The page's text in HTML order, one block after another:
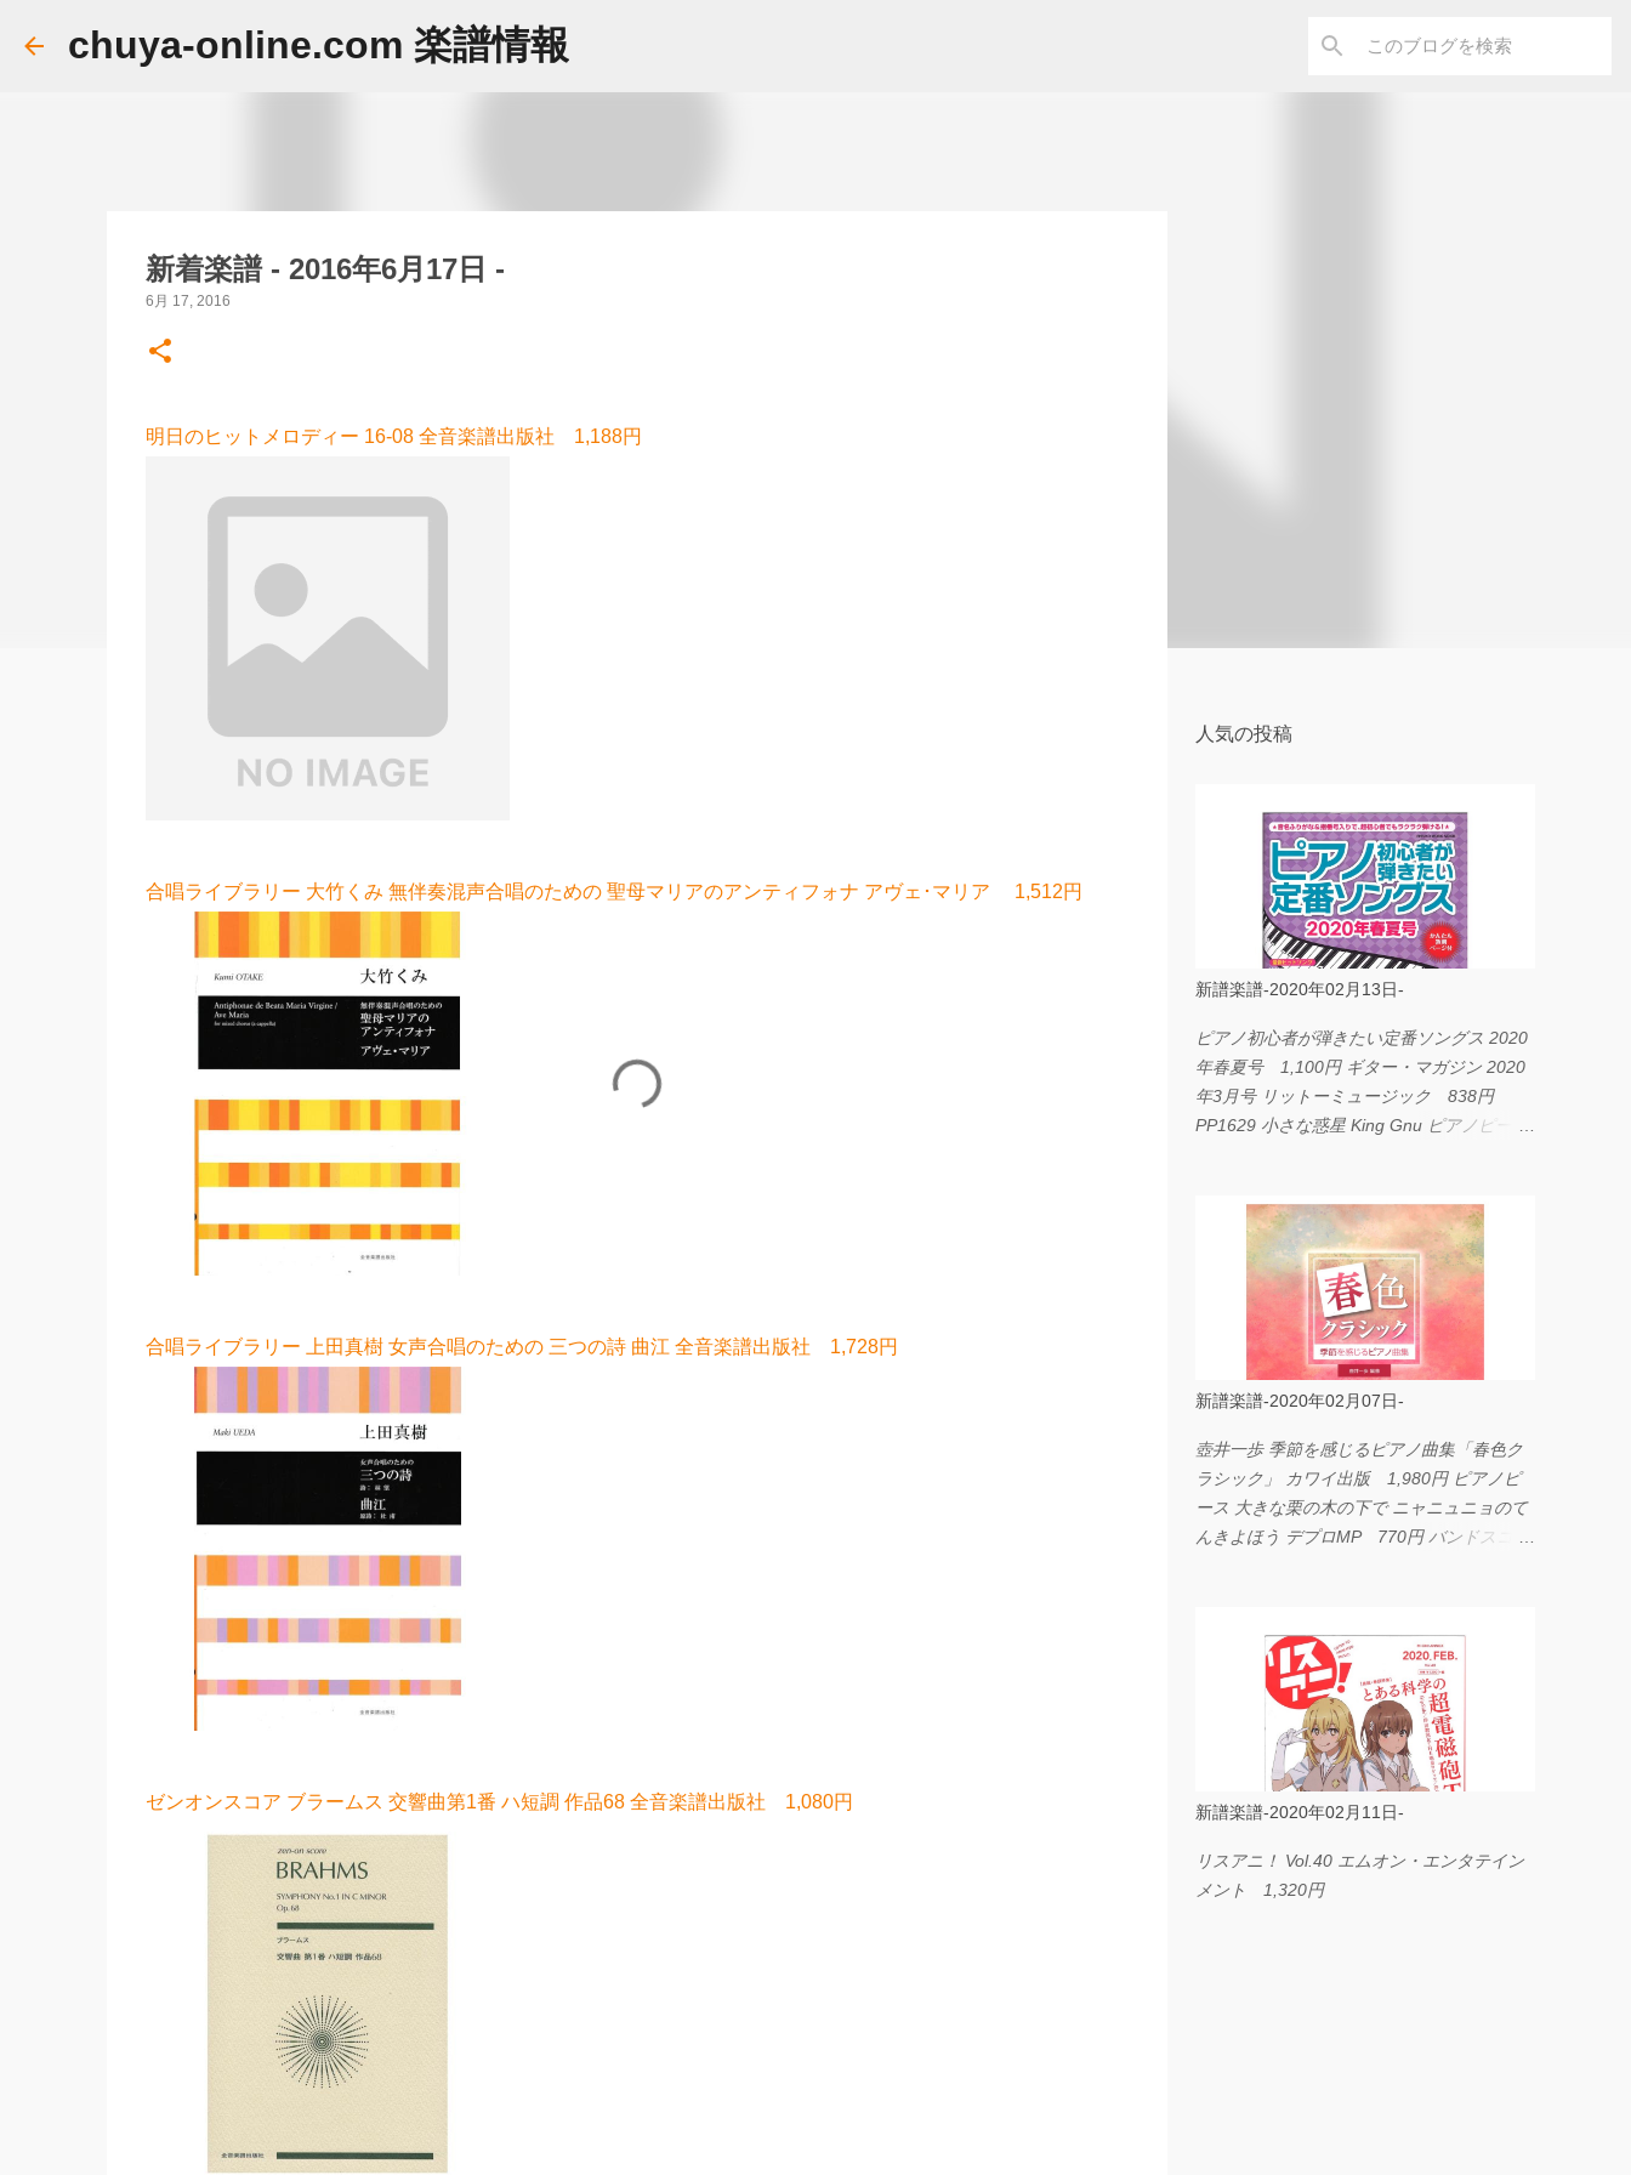
chuya-online.com 楽譜情報
新着楽譜 - 2016年6月17日 -
6月 17, 2016
明日のヒットメロディー 16-08 全音楽譜出版社 1,188円
合唱ライブラリー 大竹くみ 無伴奏混声合唱のための 聖母マリアのアンティフォナ アヴェ･マリア 1,512円
合唱ライブラリー 上田真樹 女声合唱のための 三つの詩 曲江 全音楽譜出版社 1,728円
ゼンオンスコア ブラームス 交響曲第1番 ハ短調 作品68 全音楽譜出版社 1,080円
人気の投稿
新譜楽譜-2020年02月13日-
ピアノ初心者が弾きたい定番ソングス 2020
年春夏号 1,100円 ギター・マガジン 2020
年3月号 リットーミュージック 838円
PP1629 小さな惑星 King Gnu ピアノピース
LOVE... Official髭男dism バンドピース フェ
アリー 825円
新譜楽譜-2020年02月07日-
壺井一歩 季節を感じるピアノ曲集「春色ク
ラシック」 カワイ出版 1,980円 ピアノピ
ース 大きな栗の木の下で ニャニュニョのて
んきよほう デプロMP 770円 バンドスコア
ス I LOVE．．． Official髭男dism やさしく
弾ける ピアノピース フェアリー 660円
BP2225 Kingdom of the Heavens 春畑道哉
バンドピース フェアリー 825円
新譜楽譜-2020年02月11日-
リスアニ！ Vol.40 エムオン・エンタテイン
メント 1,320円